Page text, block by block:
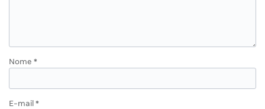
Nome *
E-mail *